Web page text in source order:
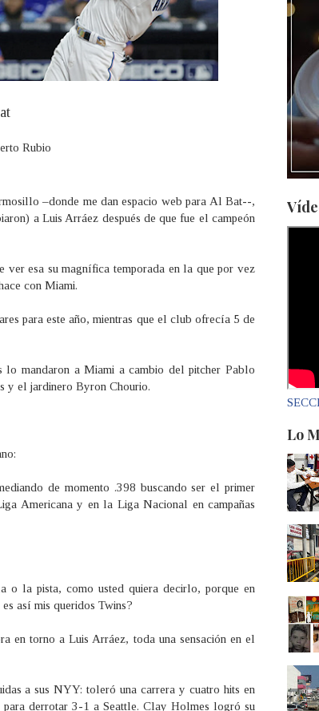
Rubio
–donde me dan espacio web para Al Bat--,
a Luis Arráez después de que fue el campeón
ver esa su magnífica temporada en la que por vez
con Miami.
para este año, mientras que el club ofrecía 5 de
mandaron a Miami a cambio del pitcher Pablo
y el jardinero Byron Chourio.
de momento .398 buscando ser el primer
Americana y en la Liga Nacional en campañas
o la pista, como usted quiera decirlo, porque en
así mis queridos Twins?
en torno a Luis Arráez, toda una sensación en el
a sus NYY: toleró una carrera y cuatro hits en
derrotar 3-1 a Seattle. Clay Holmes logró su
Lo